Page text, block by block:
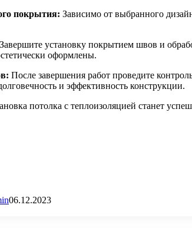
покрытия: Зависимо от выбранного
Завершите установку покрытием швов и
оформлены.
После завершения работ проведите
и эффективность конструкции.
потолка с теплоизоляцией станет
06.12.2023